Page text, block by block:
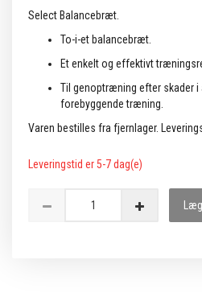
Select Balancebræt.
To-i-et balancebræt.
Et enkelt og effektivt
Til genoptræning efter skader
forebyggende træning.
Varen bestilles fra fjernlager.
Leveringstid er 5-7 dag(e)